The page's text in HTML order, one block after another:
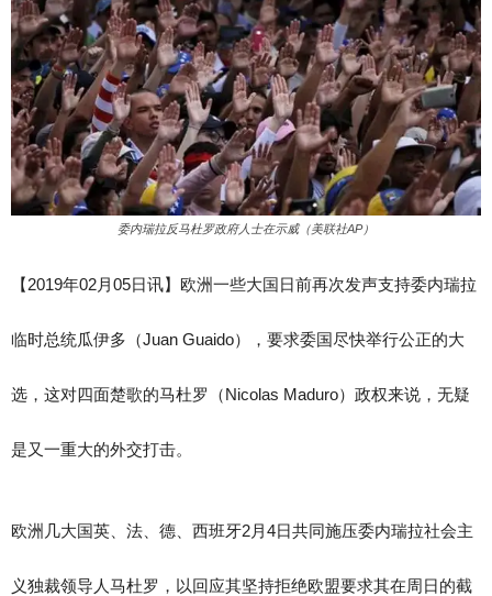
委内瑞拉反马杜罗政府人士在示威（美联社AP）
【2019年02月05日讯】欧洲一些大国日前再次发声支持委内瑞拉
临时总统瓜伊多（Juan Guaido），要求委国尽快举行公正的大
选，这对四面楚歌的马杜罗（Nicolas Maduro）政权来说，无疑
是又一重大的外交打击。
欧洲几大国英、法、德、西班牙2月4日共同施压委内瑞拉社会主
义独裁领导人马杜罗，以回应其坚持拒绝欧盟要求其在周日的截